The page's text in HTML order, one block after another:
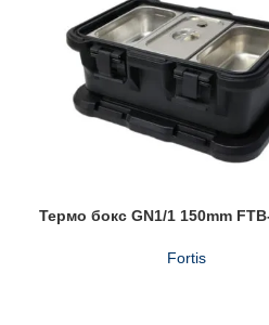
Термо бокс GN1/1 150mm
Fortis